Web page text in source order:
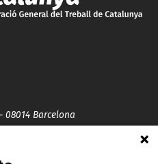
08014 Barcelona